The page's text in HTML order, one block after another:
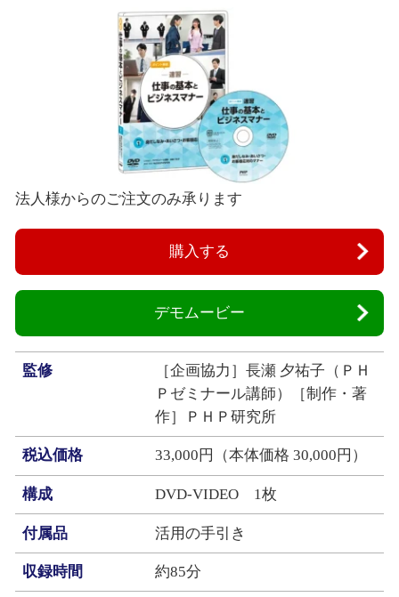
法人様からのご注文のみ承ります
購入する
デモムービー
監修
［企画協力］長瀬 夕祐子（ＰＨ
Ｐゼミナール講師）［制作・著
作］ＰＨＰ研究所
税込価格 33,000円（本体価格 30,000円）
構成 DVD-VIDEO 1枚
付属品 活用の手引き
収録時間 約85分